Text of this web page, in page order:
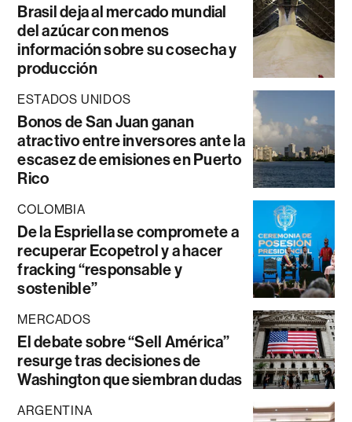
Brasil deja al mercado mundial
del azúcar con menos
información sobre su cosecha y
producción
ESTADOS UNIDOS
Bonos de San Juan ganan
atractivo entre inversores ante la
escasez de emisiones en Puerto
Rico
COLOMBIA
De la Espriella se compromete a
recuperar Ecopetrol y a hacer
fracking “responsable y
sostenible”
MERCADOS
El debate sobre “Sell América”
resurge tras decisiones de
Washington que siembran dudas
ARGENTINA